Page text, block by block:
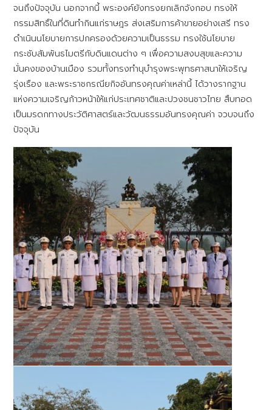
จนถึงปัจจุบัน นอกจากนี้ พระองค์ยังทรงยกเลิกจังกอบ ทรงให้
กรรมสิทธิ์ในที่ดินทำกินแก่ราษฎร ส่งเสริมการค้าขายอย่างเสรี ทรง
ดำเนินนโยบายการปกครองด้วยความเป็นธรรม ทรงใช้นโยบาย
กระชับสัมพันธไมตรีกับดินแดนต่าง ๆ เพื่อความสงบสุขและความ
มั่นคงของบ้านเมือง รวมทั้งทรงทำนุบำรุงพระพุทธศาสนาให้เจริญ
รุ่งเรือง และพระราชกรณียกิจอันทรงคุณค่าเหล่านี้ ได้วางรากฐาน
แห่งความเจริญก้าวหน้าให้แก่ประเทศชาติและปวงชนชาวไทย สืบทอด
เป็นมรดกทางประวัติศาสตร์และวัฒนธรรมอันทรงคุณค่า จวบจนถึง
ปัจจุบัน